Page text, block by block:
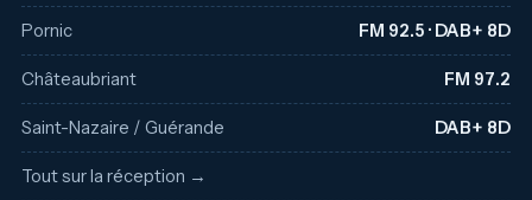
Pornic FM 92.5 · DAB+ 8D
Châteaubriant FM 97.2
Saint-Nazaire / Guérande DAB+ 8D
Tout sur la réception →